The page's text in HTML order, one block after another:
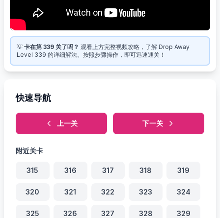
💡 卡在第 339 关了吗？ 观看上方完整视频攻略，了解 Drop Away
Level 339 的详细解法。按照步骤操作，即可迅速通关！
快速导航
上一关 下一关
附近关卡
315 316 317 318 319
320 321 322 323 324
325 326 327 328 329